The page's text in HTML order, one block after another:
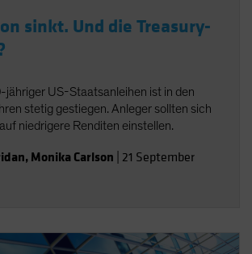
sinkt. Und die Treasury-
jähriger US-Staatsanleihen ist in den
stetig gestiegen. Anleger sollten sich
niedrigere Renditen einstellen.
, Monika Carlson 21 September